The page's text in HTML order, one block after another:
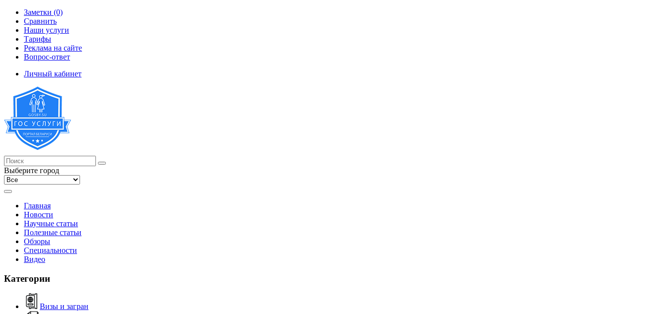
Заметки (0)
Сравнить
Наши услуги
Тарифы
Реклама на сайте
Вопрос-ответ
Личный кабинет
Выберите город
Главная
Новости
Научные статьи
Полезные статьи
Обзоры
Специальности
Видео
Категории
Визы и загран